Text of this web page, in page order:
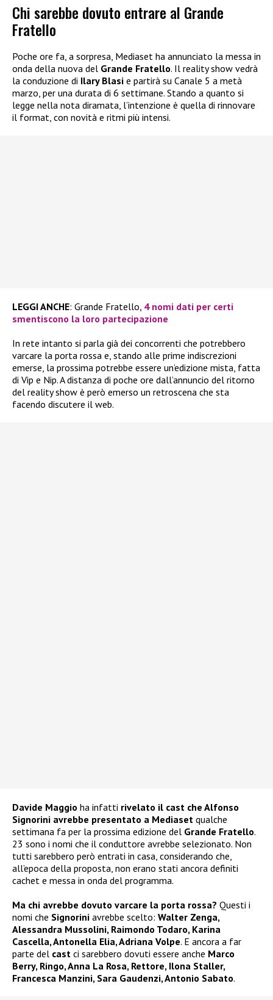
Chi sarebbe dovuto entrare al Grande
Fratello
Poche ore fa, a sorpresa, Mediaset ha annunciato la messa in
onda della nuova del Grande Fratello. Il reality show vedrà
la conduzione di Ilary Blasi e partirà su Canale 5 a metà
marzo, per una durata di 6 settimane. Stando a quanto si
legge nella nota diramata, l’intenzione è quella di rinnovare
il format, con novità e ritmi più intensi.
LEGGI ANCHE: Grande Fratello, 4 nomi dati per certi
smentiscono la loro partecipazione
In rete intanto si parla già dei concorrenti che potrebbero
varcare la porta rossa e, stando alle prime indiscrezioni
emerse, la prossima potrebbe essere un’edizione mista, fatta
di Vip e Nip. A distanza di poche ore dall’annuncio del ritorno
del reality show è però emerso un retroscena che sta
facendo discutere il web.
Davide Maggio ha infatti rivelato il cast che Alfonso
Signorini avrebbe presentato a Mediaset qualche
settimana fa per la prossima edizione del Grande Fratello.
23 sono i nomi che il conduttore avrebbe selezionato. Non
tutti sarebbero però entrati in casa, considerando che,
all’epoca della proposta, non erano stati ancora definiti
cachet e messa in onda del programma.
Ma chi avrebbe dovuto varcare la porta rossa? Questi i
nomi che Signorini avrebbe scelto: Walter Zenga,
Alessandra Mussolini, Raimondo Todaro, Karina
Cascella, Antonella Elia, Adriana Volpe. E ancora a far
parte del cast ci sarebbero dovuti essere anche Marco
Berry, Ringo, Anna La Rosa, Rettore, Ilona Staller,
Francesca Manzini, Sara Gaudenzi, Antonio Sabato.